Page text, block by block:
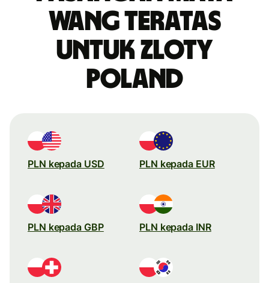
wang teratas
untuk zloty
Poland
PLN kepada USD PLN kepada EUR
PLN kepada GBP PLN kepada INR